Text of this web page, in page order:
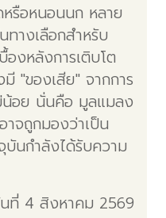
รือหนอนนก หลาย
างเลือกสำหรับ
งหลังการเติบโต
"ของเสีย" จากการ
น้อย นั่นคือ มูลแมลง
จถูกมองว่าเป็น
นกำลังได้รับความ
ที่ 4 สิงหาคม 2569